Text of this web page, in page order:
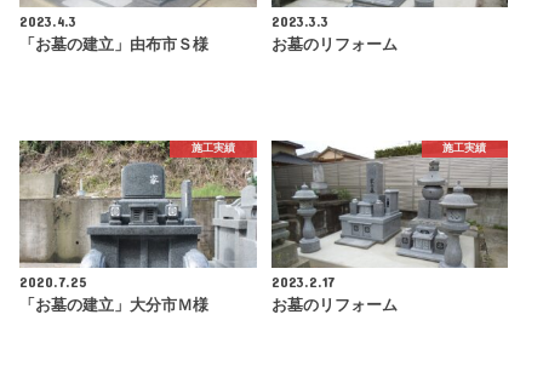
2023.4.3
「お墓の建立」由布市Ｓ様
2023.3.3
お墓のリフォーム
施工実績
2020.7.25
「お墓の建立」大分市Ｍ様
施工実績
2023.2.17
お墓のリフォーム